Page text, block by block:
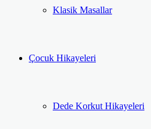
Klasik Masallar
Çocuk Hikayeleri
Dede Korkut Hikayeleri